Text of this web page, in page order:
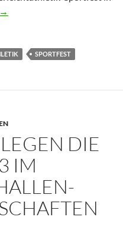
beim KiLa-Sportfest
→
SPORTFEST
DIE
IM